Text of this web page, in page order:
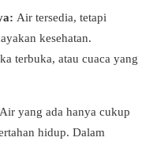
Air tersedia, tetapi
kesehatan.
terbuka, atau cuaca yang
Air yang ada hanya cukup
hidup. Dalam